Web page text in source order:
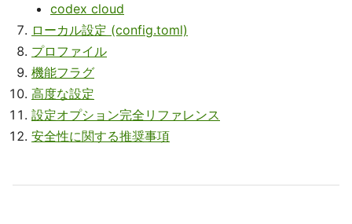
codex cloud
ローカル設定 (config.toml)
プロファイル
機能フラグ
高度な設定
設定オプション完全リファレンス
安全性に関する推奨事項